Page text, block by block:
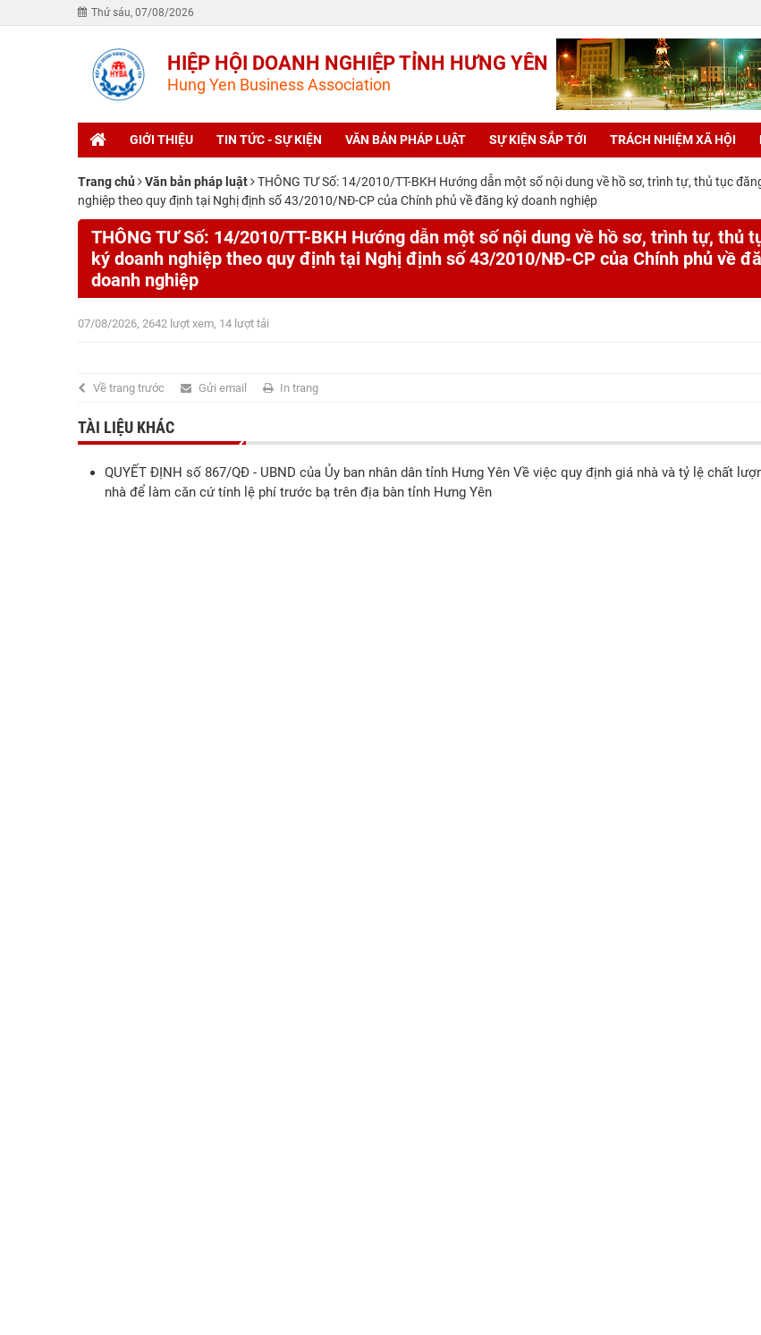
Thứ sáu, 07/08/2026
HIỆP HỘI DOANH NGHIỆP TỈNH HƯNG YÊN
Hung Yen Business Association
GIỚI THIỆU TIN TỨC - SỰ KIỆN VĂN BẢN PHÁP LUẬT SỰ KIỆN SẮP TỚI TRÁCH NHIỆM XÃ HỘI
Trang chủ Văn bản pháp luật
THÔNG TƯ Số: 14/2010/TT-BKH Hướng dẫn một số nội dung về hồ sơ, trình tự, thủ tục
nghiệp theo quy định tại Nghị định số 43/2010/NĐ-CP của Chính phủ về đăng ký doanh nghiệp
THÔNG TƯ Số: 14/2010/TT-BKH Hướng dẫn một số nội dung về hồ sơ, trình tự, thủ
ký doanh nghiệp theo quy định tại Nghị định số 43/2010/NĐ-CP của Chính phủ về
doanh nghiệp
07/08/2026, 2642 lượt xem, 14 lượt tải
Về trang trước Gửi email In trang
TÀI LIỆU KHÁC
QUYẾT ĐỊNH số 867/QĐ - UBND của Ủy ban nhân dân tỉnh Hưng Yên Về việc quy định giá nhà và tỷ lệ chất
nhà để làm căn cứ tính lệ phí trước bạ trên địa bàn tỉnh Hưng Yên